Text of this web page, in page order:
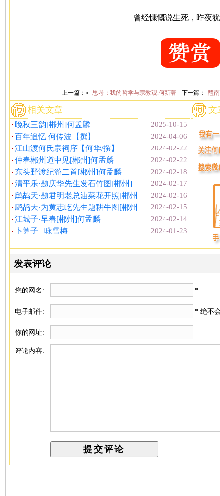
曾经慷慨说生死，昨夜
上一篇：« 思考：我的哲学与宗教观.何新著 下一篇： 醴
相关文章
2025-10-15
晚秋三韵[郴州]何孟麟
2024-04-06
百年追忆 何传波【撰】
2024-02-22
江山渡何氏宗祠序【何华/撰】
2024-02-22
仲春郴州道中见[郴州]何孟麟
2024-02-18
东头野渡纪游二首[郴州]何孟麟
2024-02-17
清平乐·题庆华先生发石竹图[郴州]
2024-02-16
鹧鸪天·题君明老总油菜花开照[郴州
2024-02-15
鹧鸪天·为黄志屹先生题耕牛图[郴州
2024-02-14
江城子·早春[郴州]何孟麟
2024-01-23
卜算子 . 咏雪梅
文
发表评论
您的网名: *
电子邮件: * 绝不
你的网址:
评论内容: